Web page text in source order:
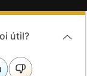
útil?